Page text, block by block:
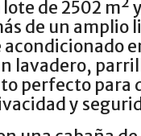
de 2502
de un
lavadero,
perfecto
y